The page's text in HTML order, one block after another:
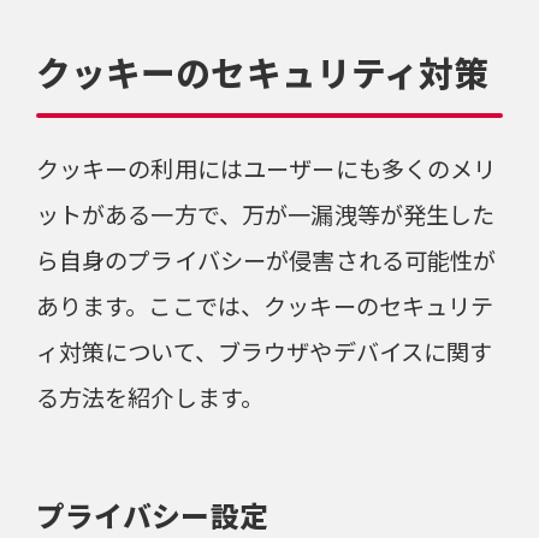
クッキーのセキュリティ対策
クッキーの利用にはユーザーにも多くのメリ
ットがある一方で、万が一漏洩等が発生した
ら自身のプライバシーが侵害される可能性が
あります。ここでは、クッキーのセキュリテ
ィ対策について、ブラウザやデバイスに関す
る方法を紹介します。
プライバシー設定